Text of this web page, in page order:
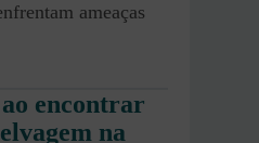
ameaças
encontrar
na